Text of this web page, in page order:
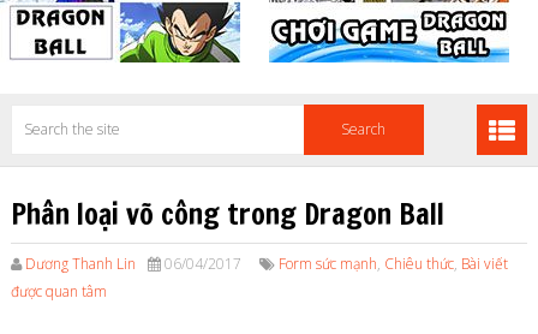
Phân loại võ công trong Dragon Ball
Dương Thanh Lin 06/04/2017 Form sức mạnh, Chiêu thức, Bài viết
được quan tâm